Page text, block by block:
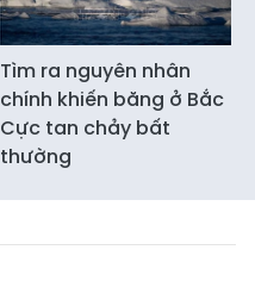
Tìm ra nguyên nhân
chính khiến băng ở Bắc
Cực tan chảy bất
thường